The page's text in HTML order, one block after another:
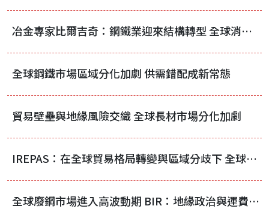
冶金專家比爾吉奇：鋼鐵業迎來結構轉型 全球消費量將步入衰退
全球鋼鐵市場區域分化加劇 供需錯配成新常態
貿易壁壘與地緣風險交織 全球長材市場分化加劇
IREPAS：在全球貿易格局轉變與區域分歧下 全球長材市場保持穩定但呈現碎片化
全球廢鋼市場進入高波動期 BIR：地緣政治與運費成關鍵驅動